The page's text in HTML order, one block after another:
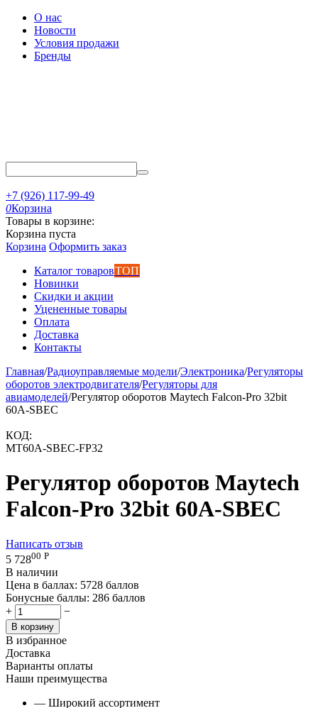
О нас
Новости
Условия продажи
Бренды
+7 (926) 117-99-49
0Корзина
Товары в корзине:
Корзина пуста
Корзина Оформить заказ
Каталог товаровТОП
Новинки
Скидки и акции
Уцененные товары
Оплата
Доставка
Контакты
Главная/Радиоуправляемые модели/Электроника/Регуляторы
оборотов электродвигателя/Регуляторы для
авиамоделей/Регулятор оборотов Maytech Falcon-Pro 32bit
60A-SBEC
КОД:
MT60A-SBEC-FP32
Регулятор оборотов Maytech
Falcon-Pro 32bit 60A-SBEC
Написать отзыв
5 72800 Р
В наличии
Цена в баллах: 5728 баллов
Бонусные баллы: 286 баллов
+
−
В корзину
В избранное
Доставка
Варианты оплаты
Наши преимущества
— Широкий ассортимент